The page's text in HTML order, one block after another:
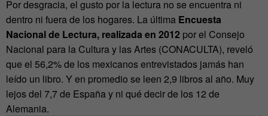
Por desgracia, el gusto por la lectura no se encuentra ni
dentro ni fuera de los hogares. La última Encuesta
Nacional de Lectura, realizada en 2012 por el Consejo
Nacional para la Cultura y las Artes (CONACULTA), reveló
que el 56,2% de los mexicanos entrevistados jamás han
leído un libro. Y en promedio se leen 2,9 libros al año. Muy
lejos del 7,7 de España y ni qué decir de los 12 de
Alemania.